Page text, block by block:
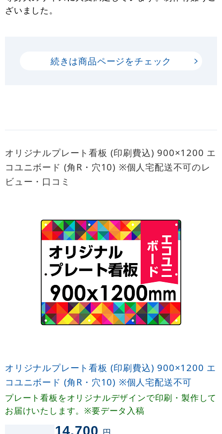
ざいました。
続きは商品ページをチェック
オリジナルプレート看板 (印刷費込) 900×1200 エ
コユニボード (角R・穴10) ※個人宅配送不可のレ
ビュー・口コミ
オリジナルプレート看板 (印刷費込) 900×1200 エ
コユニボード (角R・穴10) ※個人宅配送不可
プレート看板をオリジナルデザインで印刷・製作して
お届けいたします。※要データ入稿
14,700